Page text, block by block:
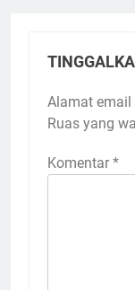
Alamat
Ruas yang
Komentar *